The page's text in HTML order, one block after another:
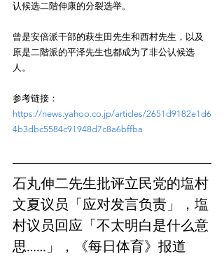
认候选二階伸康的分裂选举。
曾是安倍派干部的萩生田先生和西村先生，以及
原是二階派的平泽先生也都成为了非公认候选
参考链接：
https://news.yahoo.co.jp/articles/2651d9182e1d6
4b3dbc5584c91948d7c8a6bffba
石丸伸二先生批评立民党的塩村
文夏议员「应对发言负责」，塩
村议员回应「不太明白是什么意
思……」，《每日体育》报道